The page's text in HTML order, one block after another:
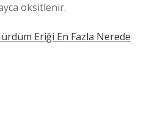
oksitlenir.
Eriği En Fazla Nerede